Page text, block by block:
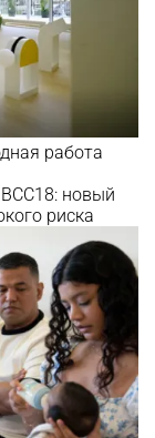
работа
новый
риска